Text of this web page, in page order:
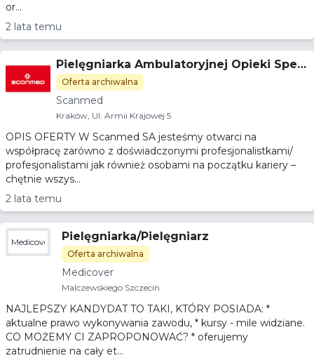
or...
2 lata temu
Pielęgniarka Ambulatoryjnej Opieki Specj
alistycznej
Oferta archiwalna
Scanmed
Kraków, Ul. Armii Krajowej 5
OPIS OFERTY W Scanmed SA jesteśmy otwarci na
współpracę zarówno z doświadczonymi profesjonalistkami/
profesjonalistami jak również osobami na początku kariery –
chętnie wszys...
2 lata temu
Medicover Pielęgniarka/Pielęgniarz
Oferta archiwalna
Medicover
Malczewskiego Szczecin
NAJLEPSZY KANDYDAT TO TAKI, KTÓRY POSIADA: *
aktualne prawo wykonywania zawodu, * kursy - mile widziane.
CO MOŻEMY CI ZAPROPONOWAĆ? * oferujemy
zatrudnienie na cały et...